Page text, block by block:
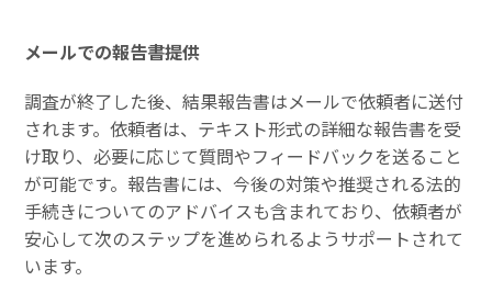
メールでの報告書提供
調査が終了した後、結果報告書はメールで依頼者に送付
されます。依頼者は、テキスト形式の詳細な報告書を受
け取り、必要に応じて質問やフィードバックを送ること
が可能です。報告書には、今後の対策や推奨される法的
手続きについてのアドバイスも含まれており、依頼者が
安心して次のステップを進められるようサポートされて
います。